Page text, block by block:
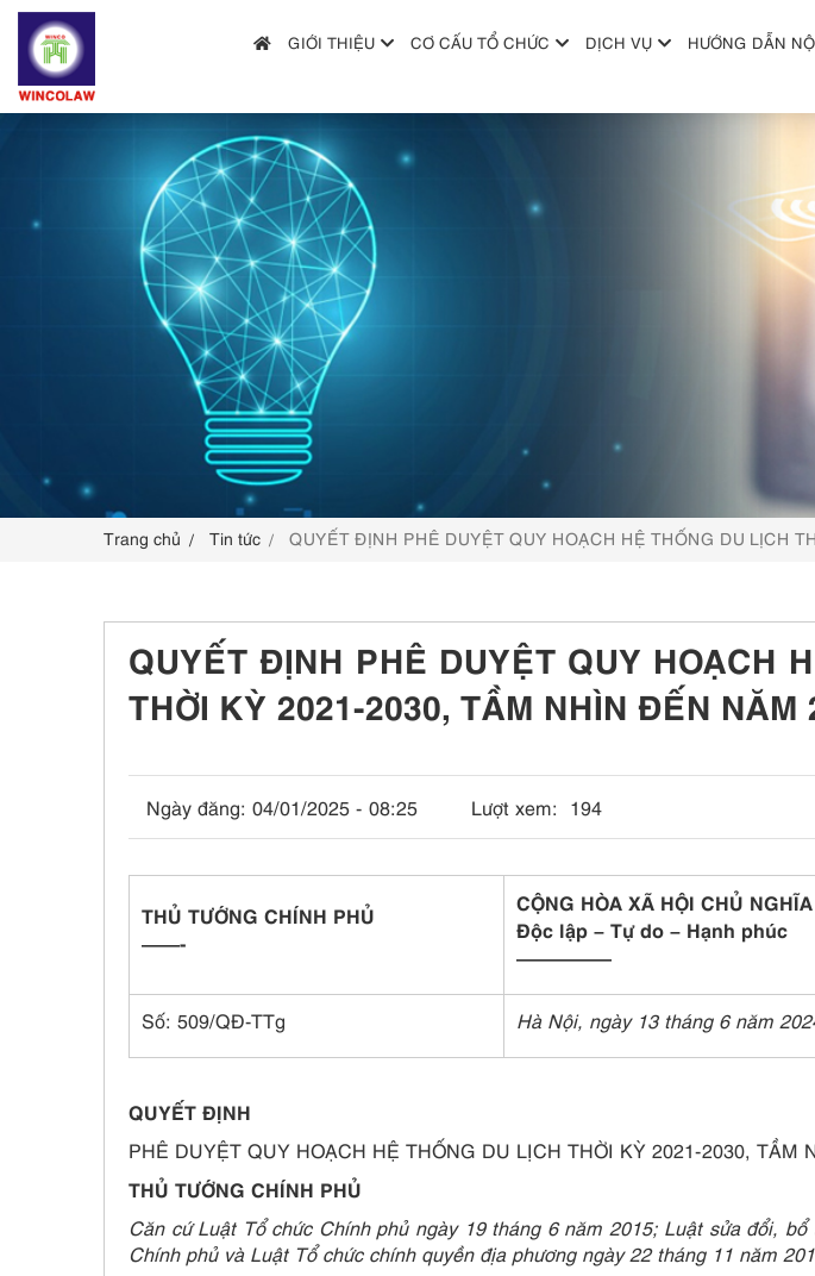
CƠ CẤU TỔ CHỨC
HƯỚNG DẪN NỘP ĐƠN
TRA CỨU SỞ HỮU TRÍ TUỆ
TIN TỨC & VĂN BẢN PHÁP LUẬT
HỎI ĐÁP
GIỚI THIỆU CƠ CẤU TỔ CHỨC DỊCH VỤ HƯỚNG DẪN
Trang chủ Tin tức QUYẾT ĐỊNH PHÊ DUYỆT QUY HOẠCH HỆ THỐNG DU LỊCH
QUYẾT ĐỊNH PHÊ DUYỆT QUY HOẠCH
THỜI KỲ 2021-2030, TẦM NHÌN ĐẾN NĂM
Ngày đăng: 04/01/2025 - 08:25 Lượt xem: 194
THỦ TƯỚNG CHÍNH PHỦ
——-
CỘNG HÒA XÃ HỘI CHỦ
Độc lập – Tự do – Hạnh phúc
—————
Số: 509/QĐ-TTg Hà Nội, ngày 13 tháng 6 năm
QUYẾT ĐỊNH
PHÊ DUYỆT QUY HOẠCH HỆ THỐNG DU LỊCH THỜI KỲ 2021-2030, TẦM
THỦ TƯỚNG CHÍNH PHỦ
Căn cứ Luật Tổ chức Chính phủ ngày 19 tháng 6 năm 2015; Luật sửa đổi,
Chính phủ và Luật Tổ chức chính quyền địa phương ngày 22 tháng 11 năm